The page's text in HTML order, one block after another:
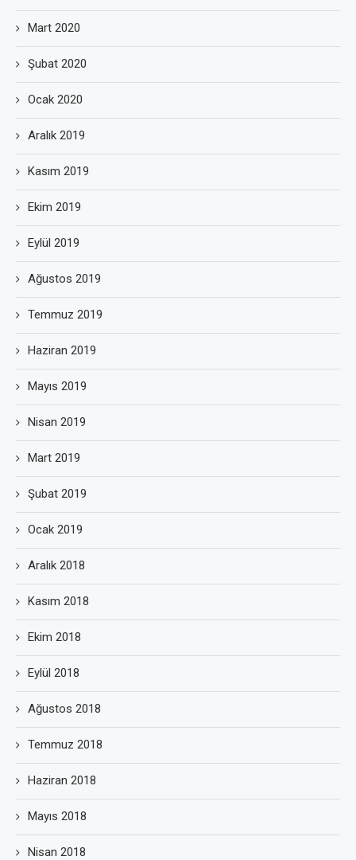
Mart 2020
Şubat 2020
Ocak 2020
Aralık 2019
Kasım 2019
Ekim 2019
Eylül 2019
Ağustos 2019
Temmuz 2019
Haziran 2019
Mayıs 2019
Nisan 2019
Mart 2019
Şubat 2019
Ocak 2019
Aralık 2018
Kasım 2018
Ekim 2018
Eylül 2018
Ağustos 2018
Temmuz 2018
Haziran 2018
Mayıs 2018
Nisan 2018